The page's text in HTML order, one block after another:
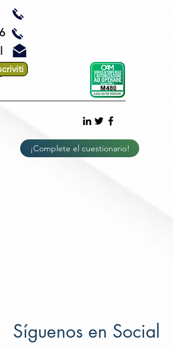
¡Complete el cuestionario!
Síguenos en Social